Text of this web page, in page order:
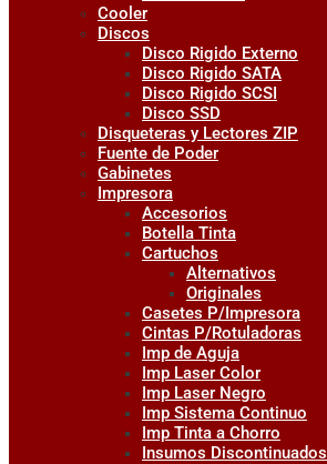
Cooler
Discos
Disco Rigido Externo
Disco Rigido SATA
Disco Rigido SCSI
Disco SSD
Disqueteras y Lectores ZIP
Fuente de Poder
Gabinetes
Impresora
Accesorios
Botella Tinta
Cartuchos
Alternativos
Originales
Casetes P/Impresora
Cintas P/Rotuladoras
Imp de Aguja
Imp Laser Color
Imp Laser Negro
Imp Sistema Continuo
Imp Tinta a Chorro
Insumos Discontinuados